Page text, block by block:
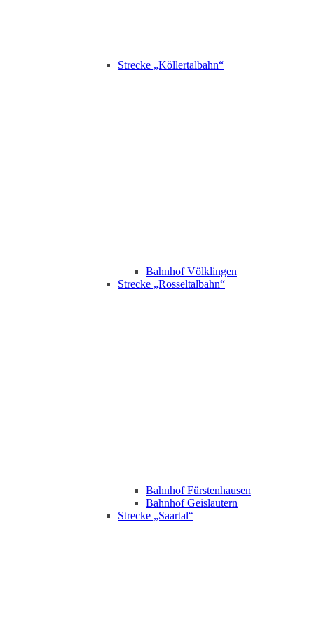
Strecke „Köllertalbahn“
Bahnhof Völklingen
Strecke „Rosseltalbahn“
Bahnhof Fürstenhausen
Bahnhof Geislautern
Strecke „Saartal“